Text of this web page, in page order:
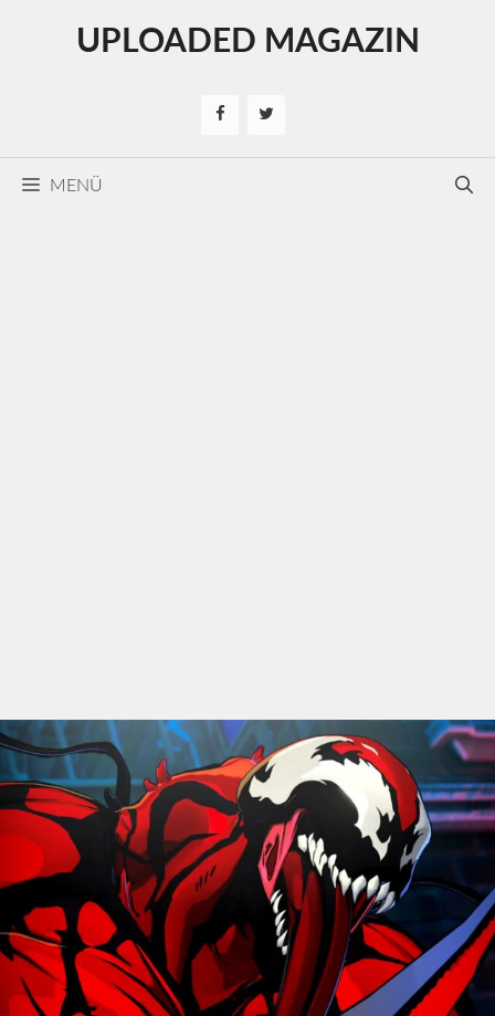
UPLOADED MAGAZIN
MENÜ